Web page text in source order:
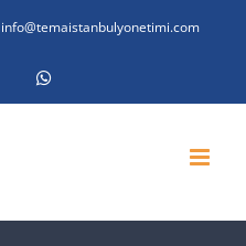
info@temaistanbulyonetimi.com
Facebook